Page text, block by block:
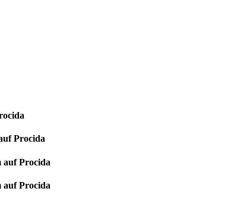
Procida
auf Procida
auf Procida